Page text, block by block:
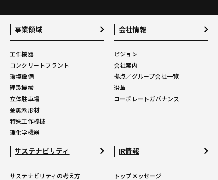
事業領域
工作機器
コンクリートプラント
環境設備
建設機械
立体駐車場
金属素形材
特殊工作機械
理化学機器
会社情報
ビジョン
会社案内
拠点／グループ会社一覧
沿革
コーポレートガバナンス
サステナビリティ
サステナビリティの考え方
IR情報
トップメッセージ